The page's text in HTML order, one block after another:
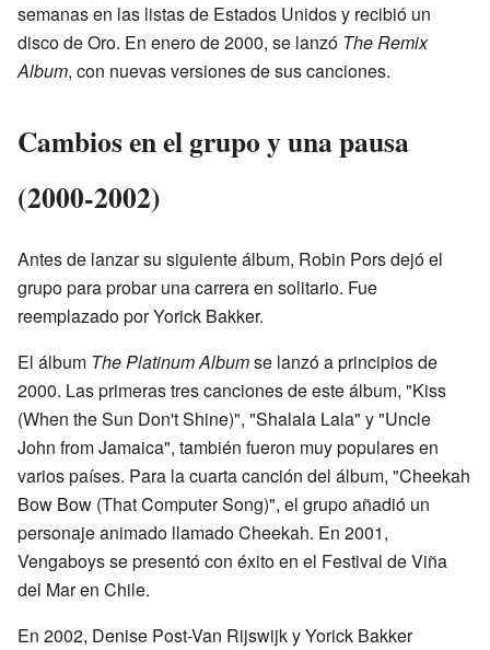
semanas en las listas de Estados Unidos y recibió un
disco de Oro. En enero de 2000, se lanzó The Remix
Album, con nuevas versiones de sus canciones.
Cambios en el grupo y una pausa
(2000-2002)
Antes de lanzar su siguiente álbum, Robin Pors dejó el
grupo para probar una carrera en solitario. Fue
reemplazado por Yorick Bakker.
El álbum The Platinum Albumse lanzó a principios de
2000. Las primeras tres canciones de este álbum, "Kiss
(When the Sun Don't Shine)", "Shalala Lala" y "Uncle
John from Jamaica", también fueron muy populares en
varios países. Para la cuarta canción del álbum, "Cheekah
Bow Bow (That Computer Song)", el grupo añadió un
personaje animado llamado Cheekah. En 2001,
Vengaboys se presentó con éxito en el Festival de Viña
del Mar en Chile.
En 2002, Denise Post-Van Rijswijk y Yorick Bakker